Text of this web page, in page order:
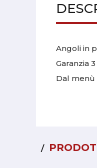
Angoli in
Garanzia 3
Dal menù